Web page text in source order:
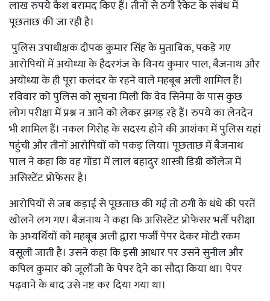
लाख रुपये कैश बरामद किए हैं। तीनों से ठगी रैकेट के संबंध में
पूछताछ की जा रही है।
पुलिस उपाधीक्षक दीपक कुमार सिंह के मुताबिक, पकड़े गए
आरोपियों में अयोध्या के हैदरगंज के विनय कुमार पाल, बैजनाथ और
अयोध्या के ही पूरा कलंदर के रहने वाले महबूब अली शामिल हैं।
रविवार को पुलिस को सूचना मिली कि वेव सिनेमा के पास कुछ
लोग परीक्षा में प्रश्न न आने को लेकर झगड़ रहे हैं। रुपये का लेनदेन
भी शामिल हैं। नकल गिरोह के सदस्य होने की आशंका में पुलिस यहां
पहुंची और तीनों आरोपियों को पकड़ लिया। पूछताछ में बैजनाथ
पाल ने कहा कि वह गोंडा में लाल बहादुर शास्त्री डिग्री कॉलेज में
असिस्टेंट प्रोफेसर है।
आरोपियों से जब कड़ाई से पूछताछ की गई तो ठगी के धंधे की परतें
खोलने लग गए। बैजनाथ ने कहा कि असिस्टेंट प्रोफेसर भर्ती परीक्षा
के अभ्यर्थियों को महबूब अली द्वारा फर्जी पेपर देकर मोटी रकम
वसूली जाती है। उसने कहा कि इसी आधार पर उसने सुनील और
कपिल कुमार को जूलॉजी के पेपर देने का सौदा किया था। पेपर
पढ़वाने के बाद उसे नष्ट कर दिया गया था।